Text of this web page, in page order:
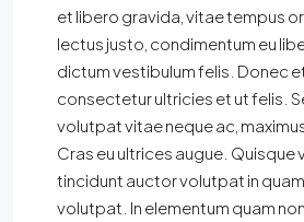
et libero gravida, vitae tempus
lectus justo, condimentum eu
dictum vestibulum felis. Donec
consectetur ultricies et ut felis.
volutpat vitae neque ac,
Cras eu ultrices augue. Quisque
tincidunt auctor volutpat in
volutpat. In elementum quam